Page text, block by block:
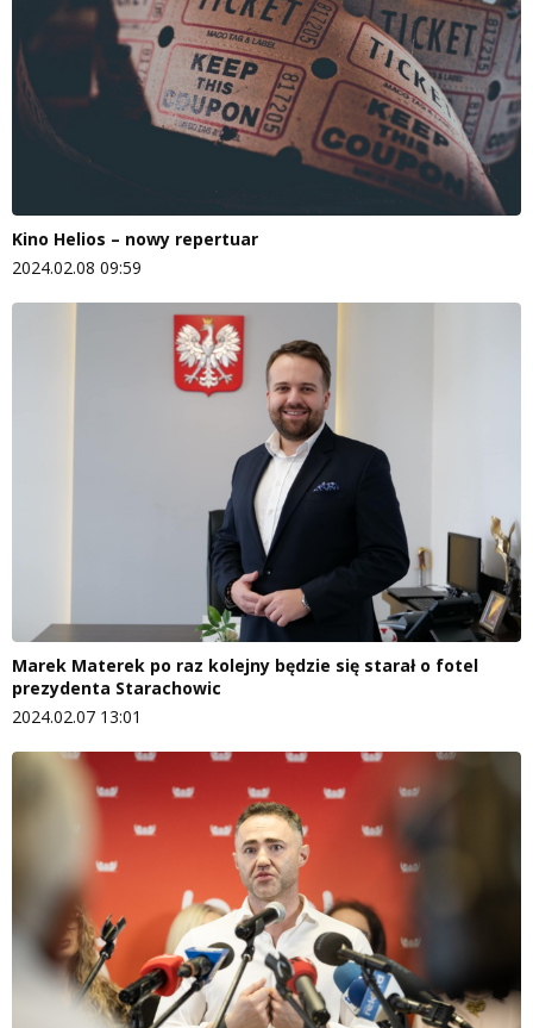
Kino Helios – nowy repertuar
2024.02.08 09:59
Marek Materek po raz kolejny będzie się starał o fotel
prezydenta Starachowic
2024.02.07 13:01